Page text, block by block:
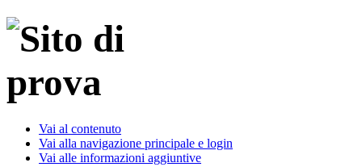
Vai al contenuto
Vai alla navigazione principale e login
Vai alle informazioni aggiuntive